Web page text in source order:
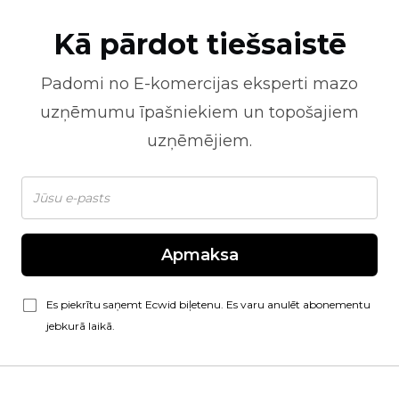
Kā pārdot tiešsaistē
Padomi no E-komercijas eksperti mazo
uzņēmumu īpašniekiem un topošajiem
uzņēmējiem.
Apmaksa
Es piekrītu saņemt Ecwid biļetenu. Es varu anulēt abonementu
jebkurā laikā.